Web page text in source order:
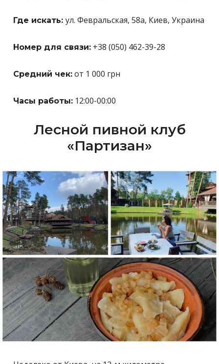
Где искать: ул. Февральская, 58а, Киев, Украина
Номер для связи: +38 (050) 462-39-28
Средний чек: от 1 000 грн
Часы работы: 12:00-00:00
Лесной пивной клуб
«Партизан»